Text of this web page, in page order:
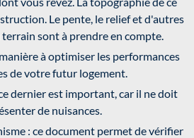
Le pente, le relief et d'autres
sont à prendre en compte.
à optimiser les performances
de votre futur logement.
dernier est important, car il ne doit
de nuisances.
: ce document permet de vérifier